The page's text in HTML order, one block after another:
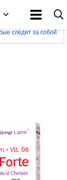
следят за собой